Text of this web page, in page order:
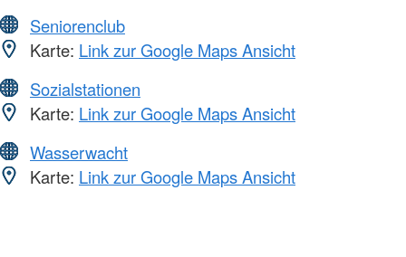
Seniorenclub
Karte: Link zur Google Maps Ansicht
Sozialstationen
Karte: Link zur Google Maps Ansicht
Wasserwacht
Karte: Link zur Google Maps Ansicht